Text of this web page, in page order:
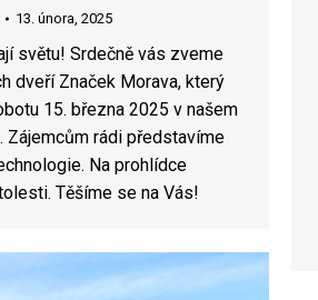
13. února, 2025
světu! Srdečně vás zveme
dveří Značek Morava, který
15. března 2025 v našem
Zájemcům rádi představíme
Na prohlídce
Těšíme se na Vás!